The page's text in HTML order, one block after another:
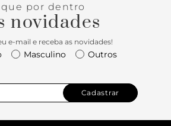
por dentro
novidades
e-mail e receba as novidades!
Masculino Outros
Cadastrar